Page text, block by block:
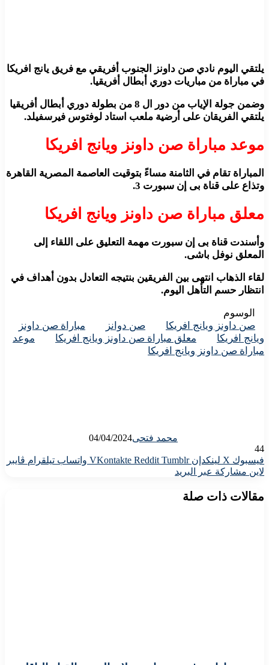
يلتقي اليوم نادي صن داونز الجنوب أفريقي مع فريق يانج افريكا
في مباراة من مباريات دوري أبطال أفريقيا.
وضمن جولة الإياب من دور ال 8 من بطولة دوري أبطال أفريقيا
يلتقي الفريقان على أرضية ملعب استاد لوفتوس فيرسفيلد.
موعد مباراة صن داونز ويانج افريكا
المباراة تقام في الثامنة مساءً بتوقيت العاصمة المصرية القاهرة
وتذاع على قناة بى إن سبورت 3.
معلق مباراة صن داونز ويانج افريكا
وأسندت قناة بى إن سبورت مهمة التعليق على اللقاء إلى
المعلق نوفل باشى.
لقاء الذهاب انتهى بين الفريقين بنتيجه التعادل بدون أهداف في
انتظار حسم التأهل اليوم.
الوسوم
صن داونز ويانج افريكا
صن دوانز
مباراة صن داونز
ويانج افريكا
معلق مباراة صن داونز ويانج افريكا
موعد
مباراة صن داونز ويانج افريكا
محمد فتحى04/04/2024
44
فيسبوك X لينكدإن واتساب تيلقرام ڤايبر
لاين مشاركة عبر البريد
مقالات ذات صلة